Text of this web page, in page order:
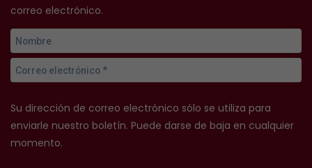
correo electrónico.
Su dirección de correo electrónico sólo se utiliza para
enviarle nuestro boletín. Puede darse de baja en cualquier
momento.